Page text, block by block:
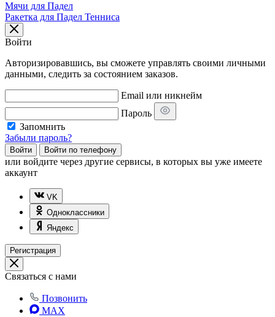
Мячи для Падел
Ракетка для Падел Тенниса
Войти
Авторизировавшись, вы сможете управлять своими личными
данными, следить за состоянием заказов.
Email или никнейм
Пароль
Запомнить
Забыли пароль?
Войти Войти по телефону
или войдите через другие сервисы, в которых вы уже имеете
аккаунт
VK
Одноклассники
Яндекс
Регистрация
Связаться с нами
Позвонить
MAX